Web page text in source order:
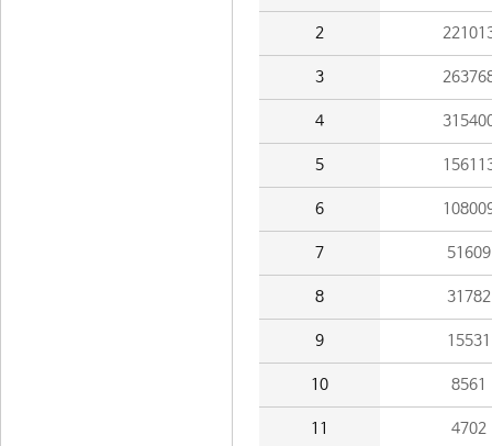
2
3
4
5
6
7 51609
8 31782
9 15531
10 8561
11 4702